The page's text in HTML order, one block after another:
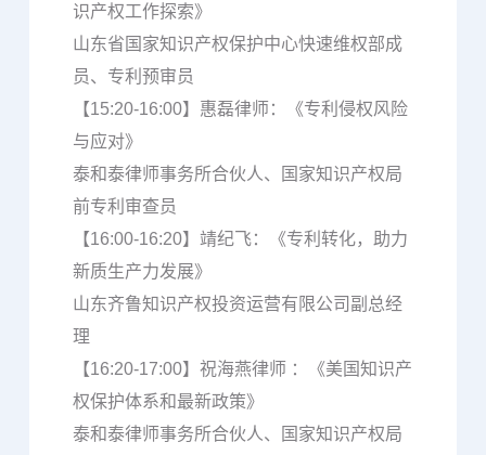
识产权工作探索》
山东省国家知识产权保护中心快速维权部成
员、专利预审员
【15:20-16:00】惠磊律师：《专利侵权风险
与应对》
泰和泰律师事务所合伙人、国家知识产权局
前专利审查员
【16:00-16:20】靖纪飞：《专利转化，助力
新质生产力发展》
山东齐鲁知识产权投资运营有限公司副总经
理
【16:20-17:00】祝海燕律师 ：《美国知识产
权保护体系和最新政策》
泰和泰律师事务所合伙人、国家知识产权局